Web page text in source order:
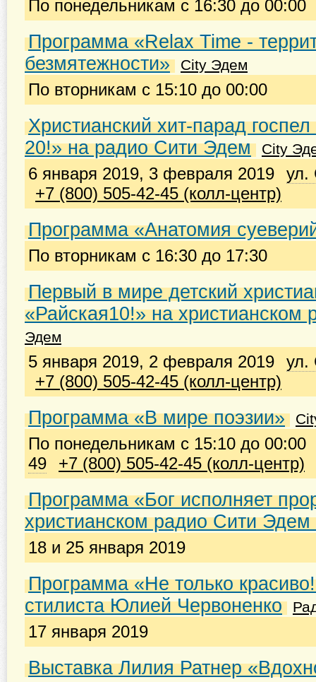
По понедельникам с 16:30 до 00:00
Программа «Relax Time -
безмятежности»
City Эдем
По вторникам с 15:10 до 00:00
Христианский хит-парад
20!» на радио Сити Эдем
City
6 января 2019, 3 февраля 2019
ул.
+7 (800) 505-42-45 (колл-центр)
Программа «Анатомия
По вторникам с 16:30 до 17:30
Первый в мире детский
«Райская10!» на
Эдем
5 января 2019, 2 февраля 2019
ул.
+7 (800) 505-42-45 (колл-центр)
Программа «В мире поэзии»
По понедельникам с 15:10 до 00:00
49
+7 (800) 505-42-45 (колл-центр)
Программа «Бог исполняет
христианском радио Сити Эдем
18 и 25 января 2019
Программа «Не только
стилиста Юлией Червоненко
17 января 2019
Выставка Лилия Ратнер